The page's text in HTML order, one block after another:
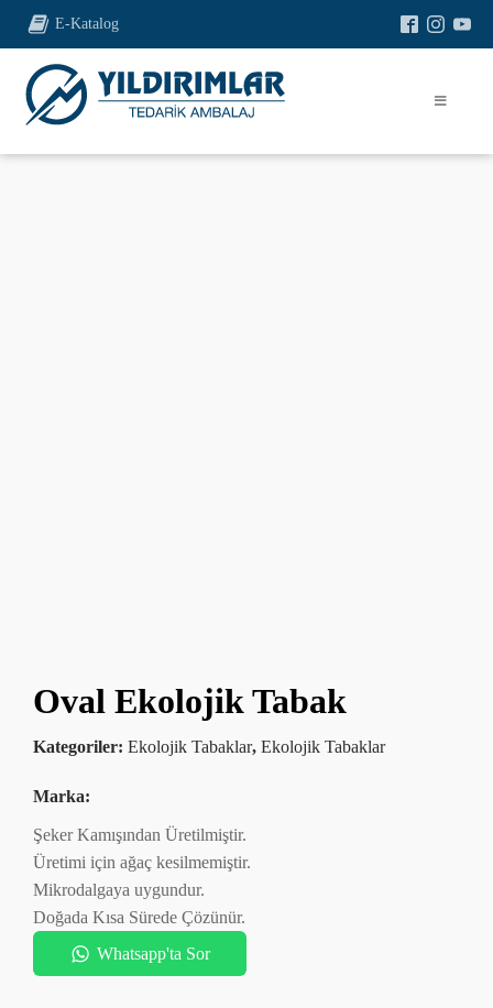
E-Katalog
Oval Ekolojik Tabak
Kategoriler: Ekolojik Tabaklar, Ekolojik Tabaklar
Marka:
Şeker Kamışından Üretilmiştir.
Üretimi için ağaç kesilmemiştir.
Mikrodalgaya uygundur.
Doğada Kısa Sürede Çözünür.
Whatsapp'ta Sor